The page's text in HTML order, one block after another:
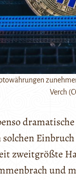
Verch
solchen
zweitgrößte
und